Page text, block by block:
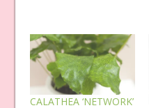
CALATHEA ‘NETWORK’